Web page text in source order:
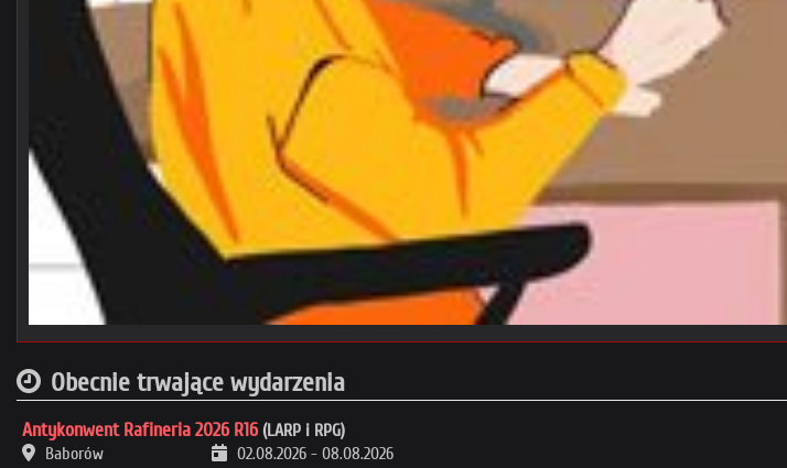
Obecnie trwające wydarzenia
Antykonwent Rafineria 2026 R16 (LARP i RPG)
Baborów
02.08.2026 - 08.08.2026